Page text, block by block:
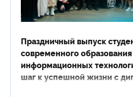
Праздничный выпуск
современного образования
информационных
шаг к успешной жизни с